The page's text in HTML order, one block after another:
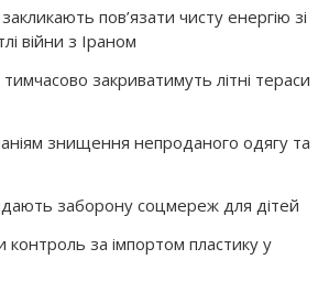
пов’язати чисту енергію зі
війни з Іраном
тимчасово закриватимуть літні тераси
знищення непроданого одягу та
заборону соцмереж для дітей
контроль за імпортом пластику у